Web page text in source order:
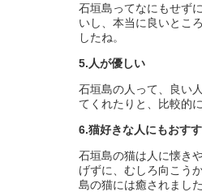
石垣島ってなにもせず
いし、本当に良いとこ
したね。
5.人が優しい
石垣島の人って、良い
てくれたりと、比較的
6.猫好きな人にもおす
石垣島の猫は人に懐き
げずに、むしろ向こう
島の猫には癒されました